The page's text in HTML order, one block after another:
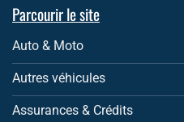
Parcourir le site
Auto & Moto
Autres véhicules
Assurances & Crédits